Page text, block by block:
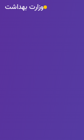
وزارت بهداشت